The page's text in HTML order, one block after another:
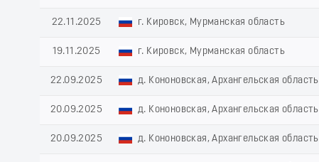
22.11.2025 г. Кировск, Мурманская область
19.11.2025 г. Кировск, Мурманская область
22.09.2025 д. Кононовская, Архангельская область
20.09.2025 д. Кононовская, Архангельская область
20.09.2025 д. Кононовская, Архангельская область